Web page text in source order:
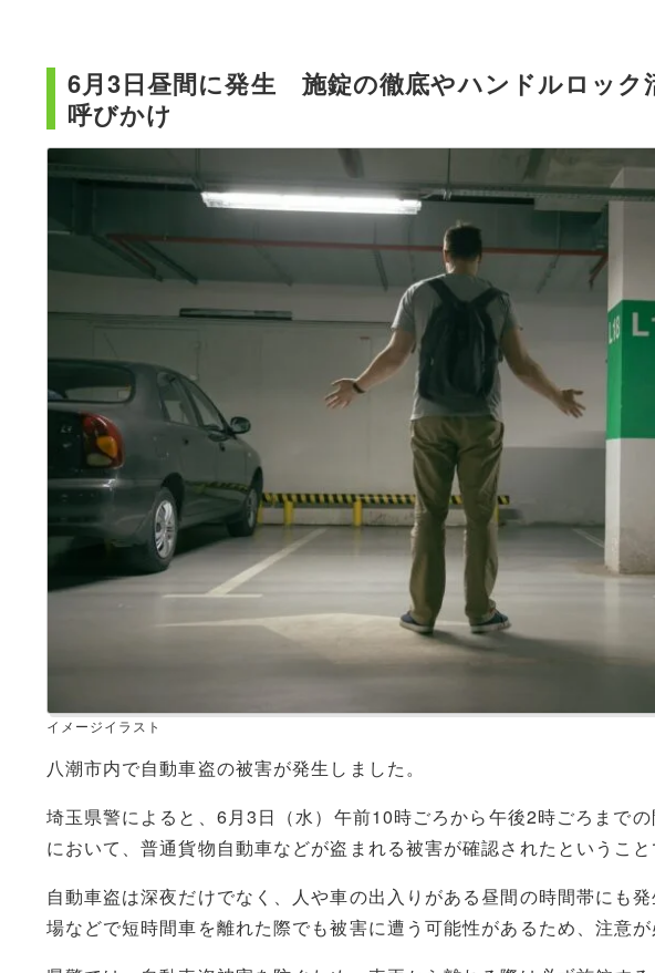
6月3日昼間に発生 施錠の徹底やハンドルロック
呼びかけ
イメージイラスト
八潮市内で自動車盗の被害が発生しました。
埼玉県警によると、6月3日（水）午前10時ごろから午後2時ごろまで
において、普通貨物自動車などが盗まれる被害が確認されたということ
自動車盗は深夜だけでなく、人や車の出入りがある昼間の時間帯にも
場などで短時間車を離れた際でも被害に遭う可能性があるため、注意が